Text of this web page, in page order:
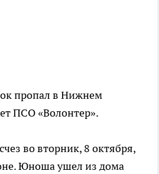
пропал в Нижнем
ПСО «Волонтер».
во вторник, 8 октября,
Юноша ушел из дома